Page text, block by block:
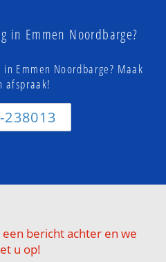
in Emmen Noordbarge?
Emmen Noordbarge? Maak
afspraak!
238013
bericht achter en we
u op!